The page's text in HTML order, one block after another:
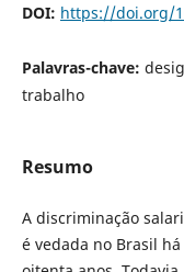
DOI: https://doi.org/
Palavras-chave:
trabalho
Resumo
A discriminação
é vedada no Brasil